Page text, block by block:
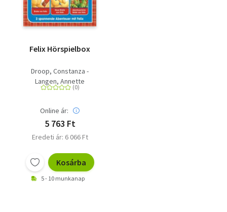
Felix Hörspielbox
Droop, Constanza -
Langen, Annette
Online ár:
5 763 Ft
Eredeti ár: 6 066 Ft
Kosárba
5 - 10 munkanap